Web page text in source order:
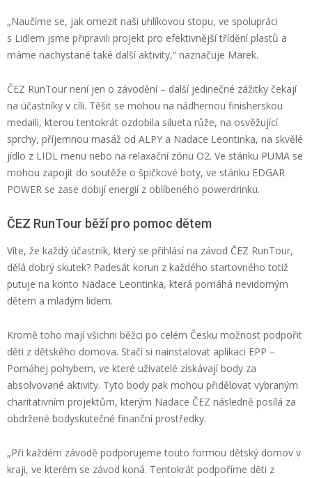
„Naučíme se, jak omezit naši uhlíkovou stopu, ve spolupráci
s L idlem jsme připravili projekt pro efektivnější třídění plastů a
máme nachystané také další aktivity,“ naznačuje Marek.
ČEZ RunTour není jen o závodění – další jedinečné zážitky čekají
na účastníky v cíli. Těšit se mohou na nádhernou finisherskou
medaili, kterou tentokrát ozdobila silueta růže, na osvěžující
sprchy, příjemnou masáž od ALPY a Nadace Leontinka, na skvělé
jídlo z LIDL menu nebo na relaxační zónu O2. Ve stánku PUMA se
mohou zapojit do soutěže o špičkové boty, ve stánku EDGAR
POWER se zase dobijí energií z oblíbeného powerdrinku.
ČEZ RunTour běží pro pomoc dětem
Víte, že každý účastník, který se přihlásí na závod ČEZ RunTour,
dělá dobrý skutek? Padesát korun z každého startovného totiž
putuje na konto Nadace Leontinka, která pomáhá nevidomým
dětem a mladým lidem.
Kromě toho mají všichni běžci po celém Česku možnost podpořit
děti z dětského domova. Stačí si nainstalovat aplikaci EPP –
Pomáhej pohybem, ve které uživatelé získávají body za
absolvované aktivity. Tyto body pak mohou přidělovat vybraným
charitativním projektům, kterým Nadace ČEZ následně posílá za
obdržené bodyskutečné finanční prostředky.
„Při každém závodě podporujeme touto formou dětský domov v
kraji, ve kterém se závod koná. Tentokrát podpoříme děti z